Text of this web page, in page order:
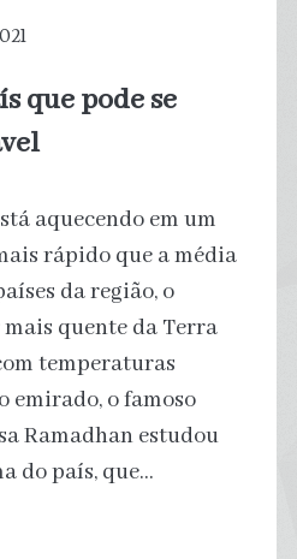
que pode se
aquecendo em um
rápido que a média
da região, o
quente da Terra
temperaturas
emirado, o famoso
Ramadhan estudou
do país, que…